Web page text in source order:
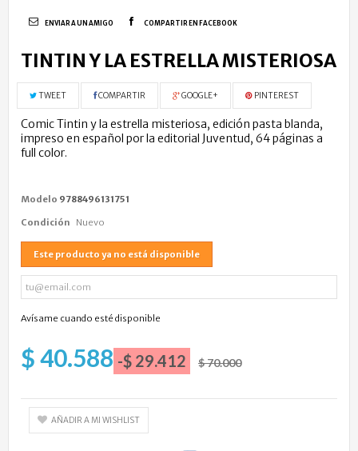
ENVIAR A UN AMIGO COMPARTIR EN FACEBOOK
TINTIN Y LA ESTRELLA MISTERIOSA
TWEET COMPARTIR GOOGLE+ PINTEREST
Comic Tintin y la estrella misteriosa, edición pasta blanda,
impreso en español por la editorial Juventud, 64 páginas a
full color.
Modelo 9788496131751
Condición Nuevo
Este producto ya no está disponible
Avísame cuando esté disponible
$ 40.588 -$ 29.412 $ 70.000
AÑADIR A MI WISHLIST